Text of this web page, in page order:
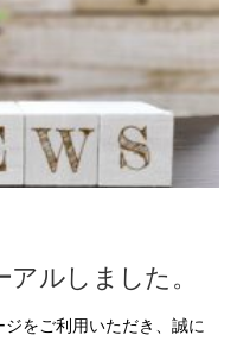
ルしました。
をご利用いただき、誠に